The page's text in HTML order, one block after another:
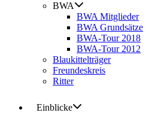
BWA
BWA Mitglieder
BWA Grundsätze
BWA-Tour 2018
BWA-Tour 2012
Blaukittelträger
Freundeskreis
Ritter
Einblicke